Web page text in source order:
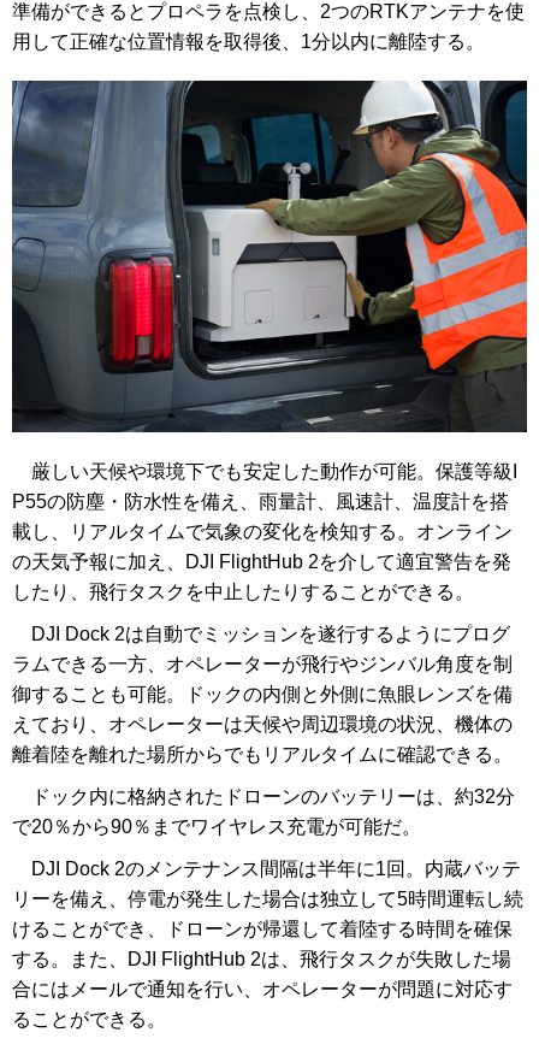
準備ができるとプロペラを点検し、2つのRTKアンテナを使
用して正確な位置情報を取得後、1分以内に離陸する。
厳しい天候や環境下でも安定した動作が可能。保護等級I
P55の防塵・防水性を備え、雨量計、風速計、温度計を搭
載し、リアルタイムで気象の変化を検知する。オンライン
の天気予報に加え、DJI FlightHub 2を介して適宜警告を発
したり、飛行タスクを中止したりすることができる。
DJI Dock 2は自動でミッションを遂行するようにプログ
ラムできる一方、オペレーターが飛行やジンバル角度を制
御することも可能。ドックの内側と外側に魚眼レンズを備
えており、オペレーターは天候や周辺環境の状況、機体の
離着陸を離れた場所からでもリアルタイムに確認できる。
ドック内に格納されたドローンのバッテリーは、約32分
で20％から90％までワイヤレス充電が可能だ。
DJI Dock 2のメンテナンス間隔は半年に1回。内蔵バッテ
リーを備え、停電が発生した場合は独立して5時間運転し続
けることができ、ドローンが帰還して着陸する時間を確保
する。また、DJI FlightHub 2は、飛行タスクが失敗した場
合にはメールで通知を行い、オペレーターが問題に対応す
ることができる。